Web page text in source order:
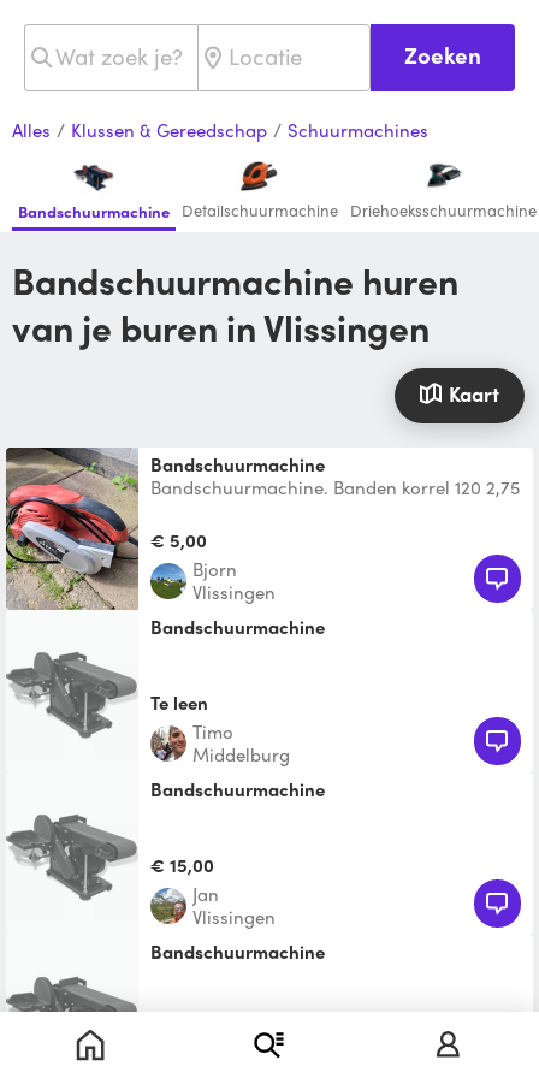
Zoeken
Alles / Klussen & Gereedschap / Schuurmachines
Bandschuurmachine Detailschuurmachine Driehoeksschuurmachine
Bandschuurmachine huren
van je buren in Vlissingen
Kaart
Bandschuurmachine
Bandschuurmachine. Banden korrel 120 2,75
€ 5,00
Bjorn
Vlissingen
Bandschuurmachine
Te leen
Timo
Middelburg
bandschuurmachine
€ 15,00
Jan
Vlissingen
bandschuurmachine